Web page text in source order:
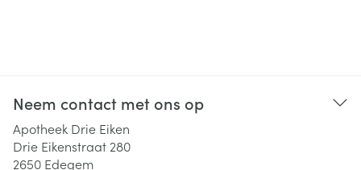
Neem contact met ons op
Apotheek Drie Eiken
Drie Eikenstraat 280
2650 Edegem